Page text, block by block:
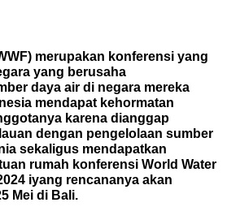
merupakan konferensi yang
yang berusaha
daya air di negara mereka
mendapat kehormatan
karena dianggap
dengan pengelolaan sumber
sekaligus mendapatkan
rumah konferensi World Water
iyang rencananya akan
Mei di Bali.